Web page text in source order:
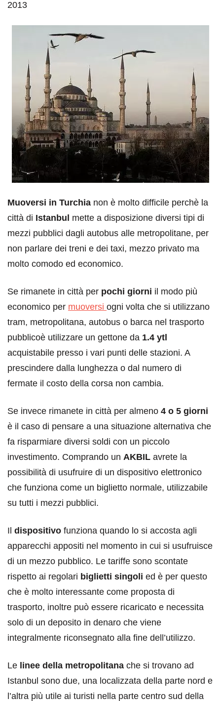
2013
Muoversi in Turchia non è molto difficile perchè la
città di Istanbul mette a disposizione diversi tipi di
mezzi pubblici dagli autobus alle metropolitane, per
non parlare dei treni e dei taxi, mezzo privato ma
molto comodo ed economico.
Se rimanete in città per pochi giorni il modo più
economico per muoversi ogni volta che si utilizzano
tram, metropolitana, autobus o barca nel trasporto
pubblicoè utilizzare un gettone da 1.4 ytl
acquistabile presso i vari punti delle stazioni. A
prescindere dalla lunghezza o dal numero di
fermate il costo della corsa non cambia.
Se invece rimanete in città per almeno 4 o 5 giorni
è il caso di pensare a una situazione alternativa che
fa risparmiare diversi soldi con un piccolo
investimento. Comprando un AKBIL avrete la
possibilità di usufruire di un dispositivo elettronico
che funziona come un biglietto normale, utilizzabile
su tutti i mezzi pubblici.
Il dispositivo funziona quando lo si accosta agli
apparecchi appositi nel momento in cui si usufruisce
di un mezzo pubblico. Le tariffe sono scontate
rispetto ai regolari biglietti singoli ed è per questo
che è molto interessante come proposta di
trasporto, inoltre può essere ricaricato e necessita
solo di un deposito in denaro che viene
integralmente riconsegnato alla fine dell’utilizzo.
Le linee della metropolitana che si trovano ad
Istanbul sono due, una localizzata della parte nord e
l’altra più utile ai turisti nella parte centro sud della